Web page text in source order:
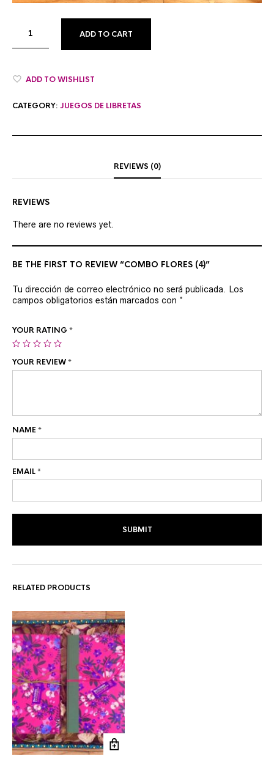
ADD TO CART
ADD TO WISHLIST
CATEGORY: JUEGOS DE LIBRETAS
REVIEWS (0)
REVIEWS
There are no reviews yet.
BE THE FIRST TO REVIEW “COMBO FLORES (4)”
Tu dirección de correo electrónico no será publicada. Los
campos obligatorios están marcados con *
YOUR RATING *
YOUR REVIEW*
NAME*
EMAIL*
RELATED PRODUCTS